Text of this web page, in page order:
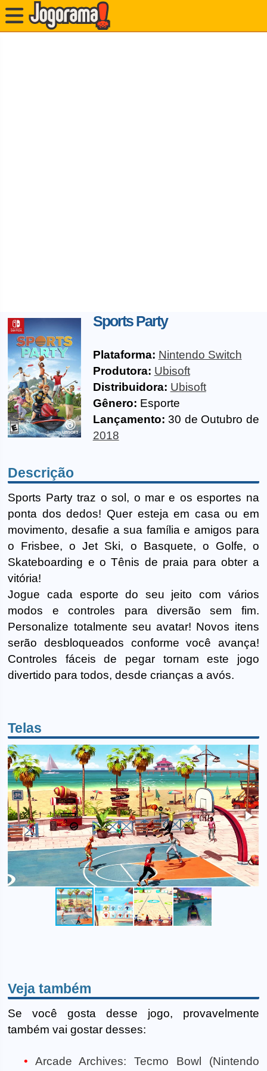
Sports Party
Plataforma: Nintendo Switch
Produtora: Ubisoft
Distribuidora: Ubisoft
Gênero: Esporte
Lançamento: 30 de Outubro de
2018
Descrição
Sports Party traz o sol, o mar e os esportes na
ponta dos dedos! Quer esteja em casa ou em
movimento, desafie a sua família e amigos para
o Frisbee, o Jet Ski, o Basquete, o Golfe, o
Skateboarding e o Tênis de praia para obter a
vitória!
Jogue cada esporte do seu jeito com vários
modos e controles para diversão sem fim.
Personalize totalmente seu avatar! Novos itens
serão desbloqueados conforme você avança!
Controles fáceis de pegar tornam este jogo
divertido para todos, desde crianças a avós.
Telas
Veja também
Se você gosta desse jogo, provavelmente
também vai gostar desses:
Arcade Archives: Tecmo Bowl (Nintendo